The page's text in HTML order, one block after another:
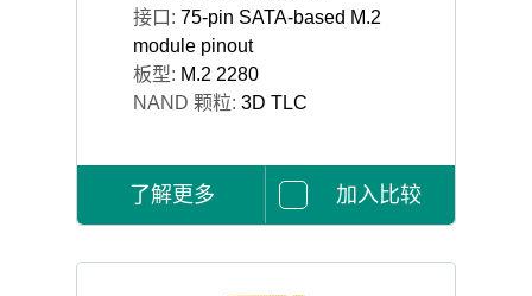
接口: 75-pin SATA-based M.2
module pinout
板型: M.2 2280
NAND 颗粒: 3D TLC
了解更多 加入比较